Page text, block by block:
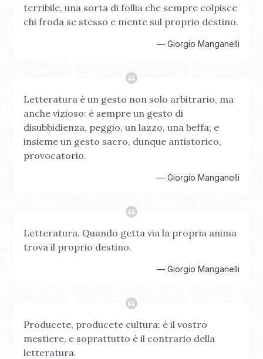
terribile, una sorta di follia che sempre colpisce
chi froda se stesso e mente sul proprio destino.
— Giorgio Manganelli
Letteratura è un gesto non solo arbitrario, ma
anche vizioso: è sempre un gesto di
disubbidienza, peggio, un lazzo, una beffa; e
insieme un gesto sacro, dunque antistorico,
provocatorio.
— Giorgio Manganelli
Letteratura. Quando getta via la propria anima
trova il proprio destino.
— Giorgio Manganelli
Producete, producete cultura: è il vostro
mestiere, e soprattutto è il contrario della
letteratura.